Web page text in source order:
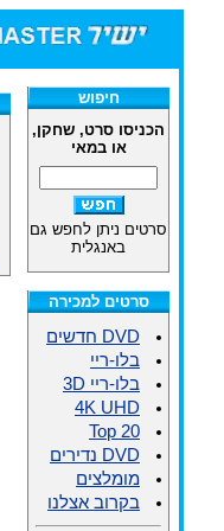
חיפוש
הכניסו סרט, שחקן,
או במאי
סרטים ניתן לחפש גם
באנגלית
סרטים למכירה
DVD חדשים
בלו-ריי
בלו-ריי 3D
4K UHD
Top 20
DVD נדירים
מומלצים
בקרוב אצלנו